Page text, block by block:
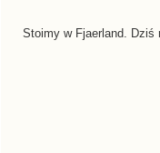
Stoimy w Fjaerland. Dziś